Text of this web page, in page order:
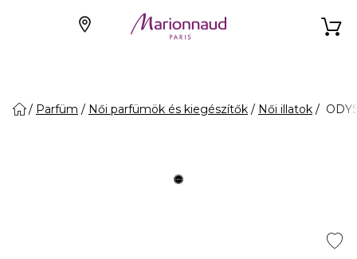
Parfüm Női parfümök és kiegészítők Női illatok